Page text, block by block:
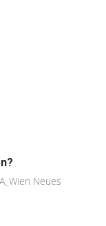
Neues